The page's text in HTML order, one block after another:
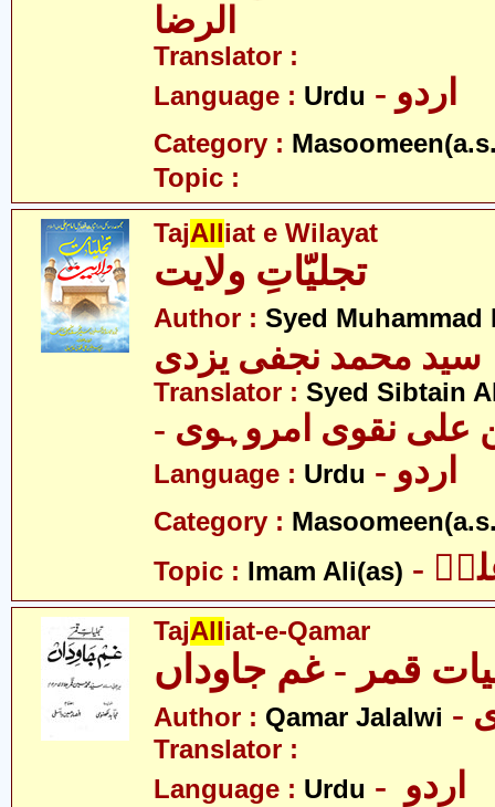
الرضا
Translator :
Language : Urdu - اردو
Category :
Topic :
TajAlliat e Wilayat
تجلیّاتِ ولایت
Author : Syed Muhammad
سید محمد نجفی یزدی
Translator : Syed Sibtain
علی نقوی امروہوی
Language : Urdu - اردو
Category :
Topic : Imam Ali(as)
TajAlliat-e-Qamar
قمر - غم جاوداں
Author : Qamar Jalalwi
Translator :
Language : Urdu